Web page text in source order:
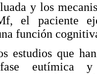
y los
el paciente
función
estudios que
eutímica y